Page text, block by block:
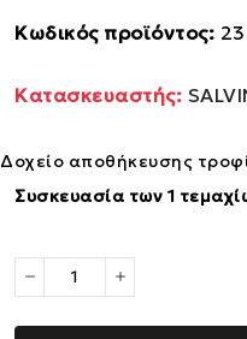
Κωδικός προϊόντος:
Κατασκευαστής:
Δοχείο αποθήκευσης
Συσκευασία των 1